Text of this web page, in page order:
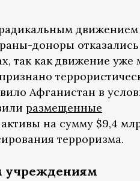
движением
доноры отказались
так как движение уже
Афганистан в
размещенные
на сумму $9,4
терроризма.
учреждениям